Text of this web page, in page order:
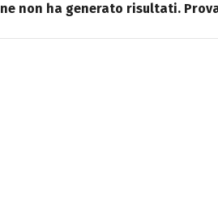
non ha generato risultati.